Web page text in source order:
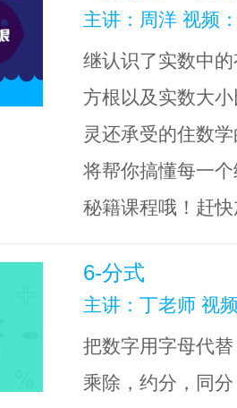
主讲：周洋 视频
继认识了实数中
方根以及实数大
灵还承受的住数
将帮你搞懂每一
秘籍课程哦！赶
6-分式
主讲：丁老师 视
把数字用字母代
乘除，约分，同